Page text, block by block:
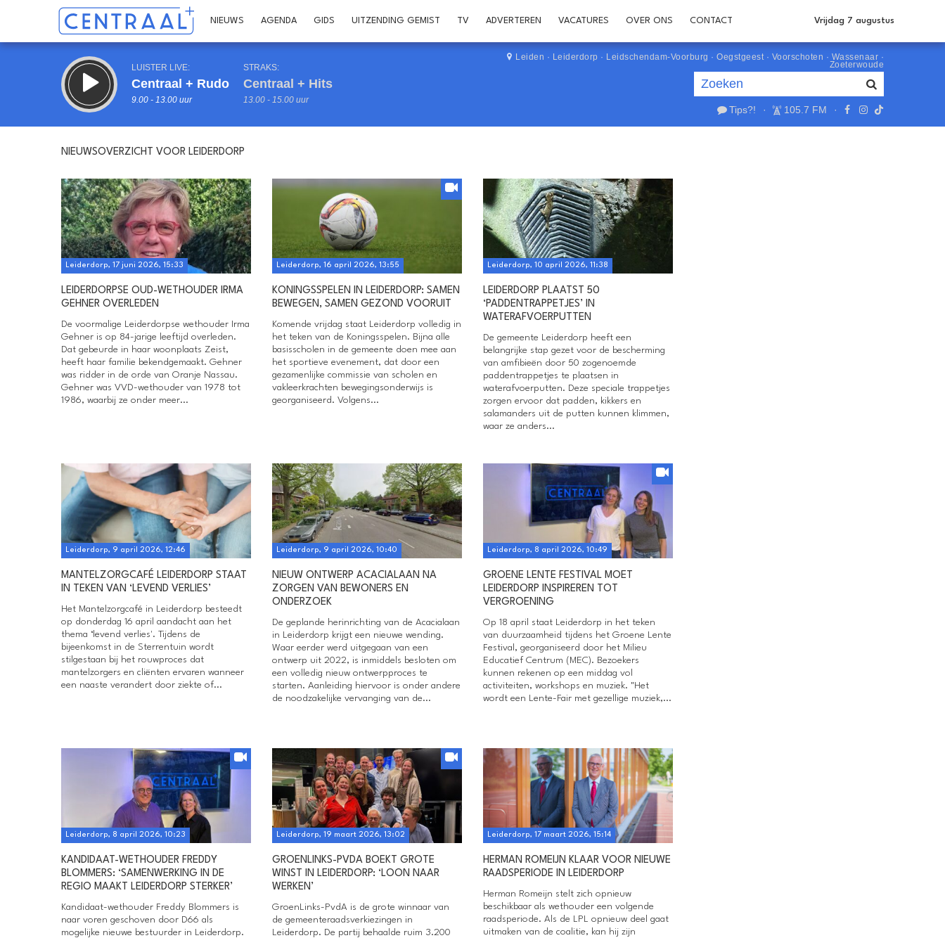
NIEUWS AGENDA GIDS UITZENDING GEMIST TV ADVERTEREN VACATURES OVER ONS CONTACT Vrijdag 7 augustus
LUISTER LIVE:
Centraal + Rudo
9.00 - 13.00 uur
STRAKS:
Centraal + Hits
13.00 - 15.00 uur
Leiden · Leiderdorp · Leidschendam-Voorburg · Oegstgeest· Voorschoten · Wassenaar ·
Zoeterwoude
Tips?! · 105.7 FM ·
Inklappen
NIEUWSOVERZICHT VOOR LEIDERDORP
Leiderdorp, 17 juni 2026, 15:33
LEIDERDORPSE OUD-WETHOUDER IRMA
GEHNER OVERLEDEN
De voormalige Leiderdorpse wethouder Irma
Gehner is op 84-jarige leeftijd overleden.
Dat gebeurde in haar woonplaats Zeist,
heeft haar familie bekendgemaakt. Gehner
was ridder in de orde van Oranje Nassau.
Gehner was VVD-wethouder van 1978 tot
1986, waarbij ze onder meer...
Leiderdorp, 16 april 2026, 13:55
KONINGSSPELEN IN LEIDERDORP: SAMEN
BEWEGEN, SAMEN GEZOND VOORUIT
Komende vrijdag staat Leiderdorp volledig in
het teken van de Koningsspelen. Bijna alle
basisscholen in de gemeente doen mee aan
het sportieve evenement, dat door een
gezamenlijke commissie van scholen en
vakleerkrachten bewegingsonderwijs is
georganiseerd. Volgens...
Leiderdorp, 10 april 2026, 11:38
LEIDERDORP PLAATST 50
‘PADDENTRAPPETJES’ IN
WATERAFVOERPUTTEN
De gemeente Leiderdorp heeft een
belangrijke stap gezet voor de bescherming
van amfibieën door 50 zogenoemde
paddentrappetjes te plaatsen in
waterafvoerputten. Deze speciale trappetjes
zorgen ervoor dat padden, kikkers en
salamanders uit de putten kunnen klimmen,
waar ze anders...
Leiderdorp, 9 april 2026, 12:46
MANTELZORGCAFÉ LEIDERDORP STAAT
IN TEKEN VAN ‘LEVEND VERLIES’
Het Mantelzorgcafé in Leiderdorp besteedt
op donderdag 16 april aandacht aan het
thema ‘levend verlies'. Tijdens de
bijeenkomst in de Sterrentuin wordt
stilgestaan bij het rouwproces dat
mantelzorgers en cliënten ervaren wanneer
een naaste verandert door ziekte of...
Leiderdorp, 9 april 2026, 10:40
NIEUW ONTWERP ACACIALAAN NA
ZORGEN VAN BEWONERS EN
ONDERZOEK
De geplande herinrichting van de Acacialaan
in Leiderdorp krijgt een nieuwe wending.
Waar eerder werd uitgegaan van een
ontwerp uit 2022, is inmiddels besloten om
een volledig nieuw ontwerpproces te
starten. Aanleiding hiervoor is onder andere
de noodzakelijke vervanging van de...
Leiderdorp, 8 april 2026, 10:49
GROENE LENTE FESTIVAL MOET
LEIDERDORP INSPIREREN TOT
VERGROENING
Op 18 april staat Leiderdorp in het teken
van duurzaamheid tijdens het Groene Lente
Festival, georganiseerd door het Milieu
Educatief Centrum (MEC). Bezoekers
kunnen rekenen op een middag vol
activiteiten, workshops en muziek. "Het
wordt een Lente-Fair met gezellige muziek,...
Leiderdorp, 8 april 2026, 10:23
KANDIDAAT-WETHOUDER FREDDY
BLOMMERS: ‘SAMENWERKING IN DE
REGIO MAAKT LEIDERDORP STERKER’
Kandidaat-wethouder Freddy Blommers is
naar voren geschoven door D66 als
mogelijke nieuwe bestuurder in Leiderdorp.
Leiderdorp, 19 maart 2026, 13:02
GROENLINKS-PVDA BOEKT GROTE
WINST IN LEIDERDORP: ‘LOON NAAR
WERKEN’
GroenLinks-PvdA is de grote winnaar van
de gemeenteraadsverkiezingen in
Leiderdorp. De partij behaalde ruim 3.200
Leiderdorp, 17 maart 2026, 15:14
HERMAN ROMEIJN KLAAR VOOR NIEUWE
RAADSPERIODE IN LEIDERDORP
Herman Romeijn stelt zich opnieuw
beschikbaar als wethouder een volgende
raadsperiode. Als de LPL opnieuw deel gaat
uitmaken van de coalitie, kan hij zijn